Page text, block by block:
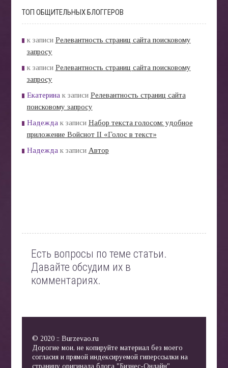
ТОП ОБЩИТЕЛЬНЫХ БЛОГГЕРОВ
к записи Релевантность страниц сайта поисковому
запросу
к записи Релевантность страниц сайта поисковому
запросу
Екатерина к записи Релевантность страниц сайта
поисковому запросу
Надежда к записи Набор текста голосом: удобное
приложение Войснот II «Голос в текст»
Надежда к записи Автор
Есть вопросы по теме статьи.
Давайте обсудим их в
комментариях.
© 2020 :: Burzevao.ru
Дорогие мои, не копируйте материал без моего
согласия и прямой индексируемой гиперссылки на
страницу оригинала блога "Бизнес-Онлайн"